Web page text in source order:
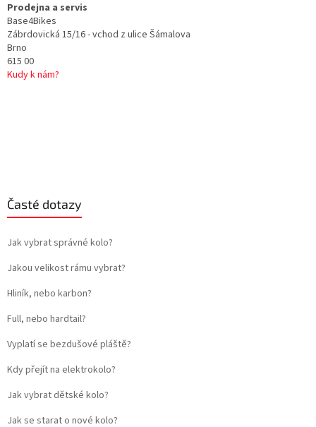
Prodejna a servis
Base4Bikes
Zábrdovická 15/16 - vchod z ulice Šámalova
Brno
615 00
Kudy k nám?
Časté dotazy
Jak vybrat správné kolo?
Jakou velikost rámu vybrat?
Hliník, nebo karbon?
Full, nebo hardtail?
Vyplatí se bezdušové pláště?
Kdy přejít na elektrokolo?
Jak vybrat dětské kolo?
Jak se starat o nové kolo?